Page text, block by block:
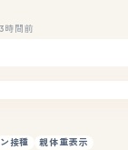
3時間前
接種 親体重表示